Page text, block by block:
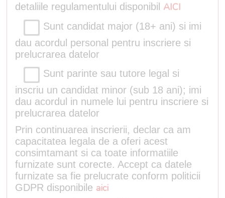
detaliile regulamentului disponibil AICI
Sunt candidat major (18+ ani) si imi
dau acordul personal pentru inscriere si
prelucrarea datelor
Sunt parinte sau tutore legal si
inscriu un candidat minor (sub 18 ani); imi
dau acordul in numele lui pentru inscriere si
prelucrarea datelor
Prin continuarea inscrierii, declar ca am
capacitatea legala de a oferi acest
consimtamant si ca toate informatiile
furnizate sunt corecte. Accept ca datele
furnizate sa fie prelucrate conform politicii
GDPR disponibile aici